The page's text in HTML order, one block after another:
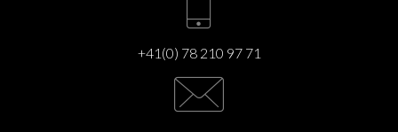
+41(0) 78 210 97 71